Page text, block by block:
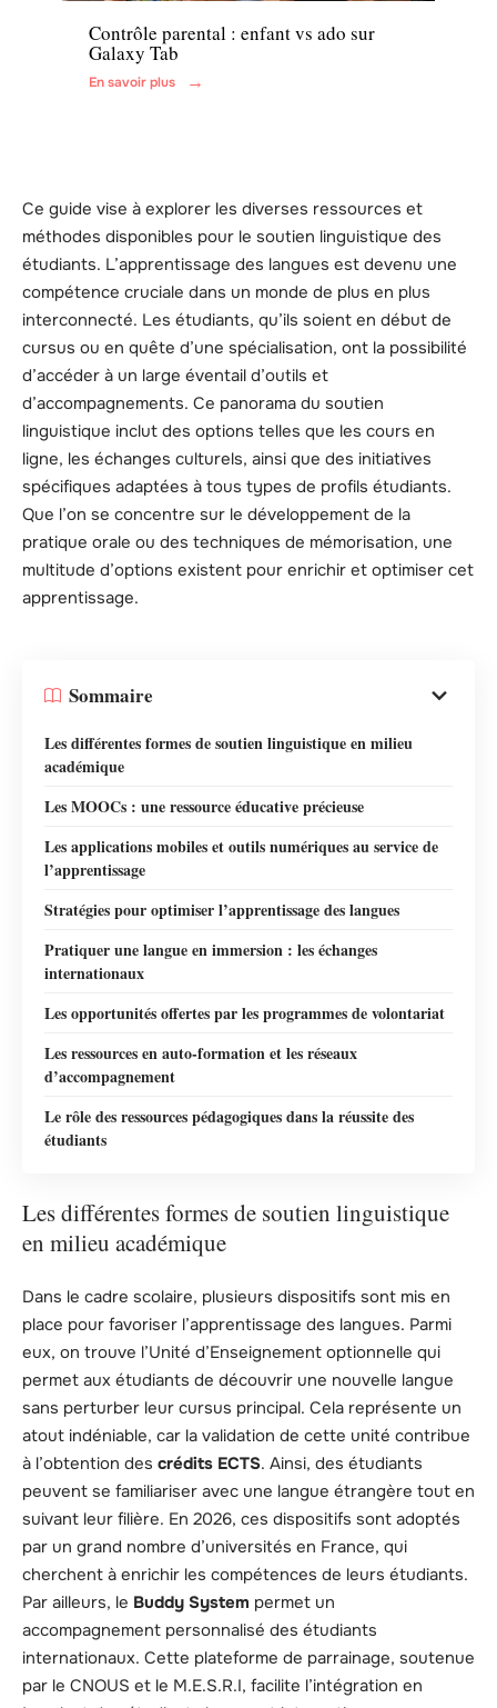
Contrôle parental : enfant vs ado sur
Galaxy Tab
En savoir plus
Ce guide vise à explorer les diverses ressources et
méthodes disponibles pour le soutien linguistique des
étudiants. L’apprentissage des langues est devenu une
compétence cruciale dans un monde de plus en plus
interconnecté. Les étudiants, qu’ils soient en début de
cursus ou en quête d’une spécialisation, ont la possibilité
d’accéder à un large éventail d’outils et
d’accompagnements. Ce panorama du soutien
linguistique inclut des options telles que les cours en
ligne, les échanges culturels, ainsi que des initiatives
spécifiques adaptées à tous types de profils étudiants.
Que l’on se concentre sur le développement de la
pratique orale ou des techniques de mémorisation, une
multitude d’options existent pour enrichir et optimiser cet
apprentissage.
Sommaire
Les différentes formes de soutien linguistique en milieu
académique
Les MOOCs : une ressource éducative précieuse
Les applications mobiles et outils numériques au service de
l’apprentissage
Stratégies pour optimiser l’apprentissage des langues
Pratiquer une langue en immersion : les échanges
internationaux
Les opportunités offertes par les programmes de volontariat
Les ressources en auto-formation et les réseaux
d’accompagnement
Le rôle des ressources pédagogiques dans la réussite des
étudiants
Les différentes formes de soutien linguistique
en milieu académique
Dans le cadre scolaire, plusieurs dispositifs sont mis en
place pour favoriser l’apprentissage des langues. Parmi
eux, on trouve l’Unité d’Enseignement optionnelle qui
permet aux étudiants de découvrir une nouvelle langue
sans perturber leur cursus principal. Cela représente un
atout indéniable, car la validation de cette unité contribue
à l’obtention des crédits ECTS. Ainsi, des étudiants
peuvent se familiariser avec une langue étrangère tout en
suivant leur filière. En 2026, ces dispositifs sont adoptés
par un grand nombre d’universités en France, qui
cherchent à enrichir les compétences de leurs étudiants.
Par ailleurs, le Buddy System permet un
accompagnement personnalisé des étudiants
internationaux. Cette plateforme de parrainage, soutenue
par le CNOUS et le M.E.S.R.I, facilite l’intégration en